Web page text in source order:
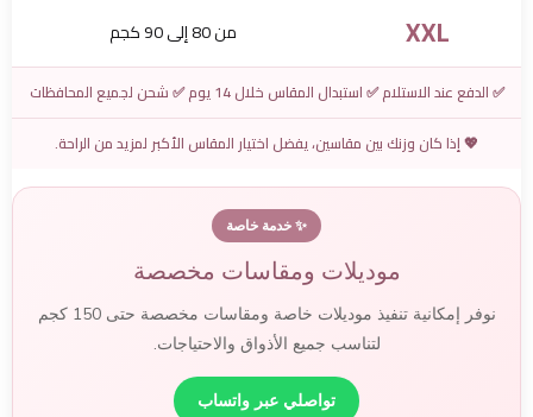
XXL من 80 إلى 90 كجم
✅ الدفع عند الاستلام ✅ استبدال المقاس خلال 14 يوم ✅ شحن لجميع المحافظات
💖 إذا كان وزنك بين مقاسين، يفضل اختيار المقاس الأكبر لمزيد من الراحة.
✨ خدمة خاصة
موديلات ومقاسات مخصصة
نوفر إمكانية تنفيذ موديلات خاصة ومقاسات مخصصة حتى 150 كجم
لتناسب جميع الأذواق والاحتياجات.
تواصلي عبر واتساب